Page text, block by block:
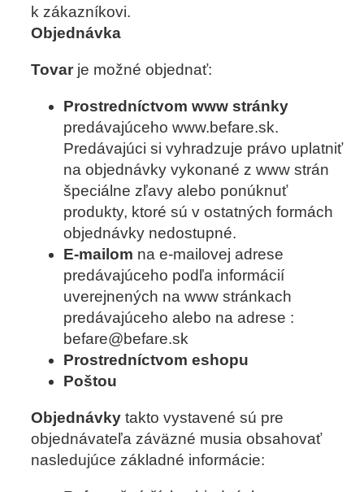
k zákazníkovi.
Objednávka
Tovarje možné objednať:
Prostredníctvom www stránky
predávajúceho www.befare.sk.
Predávajúci si vyhradzuje právo uplatniť
na objednávky vykonané z www strán
špeciálne zľavy alebo ponúknuť
produkty, ktoré sú v ostatných formách
objednávky nedostupné.
E-mailom na e-mailovej adrese
predávajúceho podľa informácií
uverejnených na www stránkach
predávajúceho alebo na adrese :
befare@befare.sk
Prostredníctvom eshopu
Poštou
Objednávkytakto vystavené sú pre
objednávateľa záväzné musia obsahovať
nasledujúce základné informácie: